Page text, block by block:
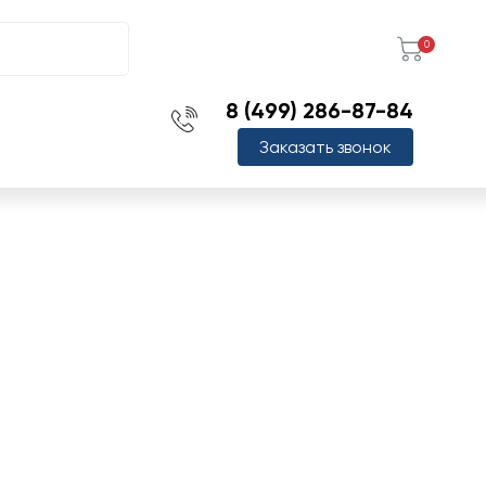
0
8 (499) 286-87-84
Заказать звонок